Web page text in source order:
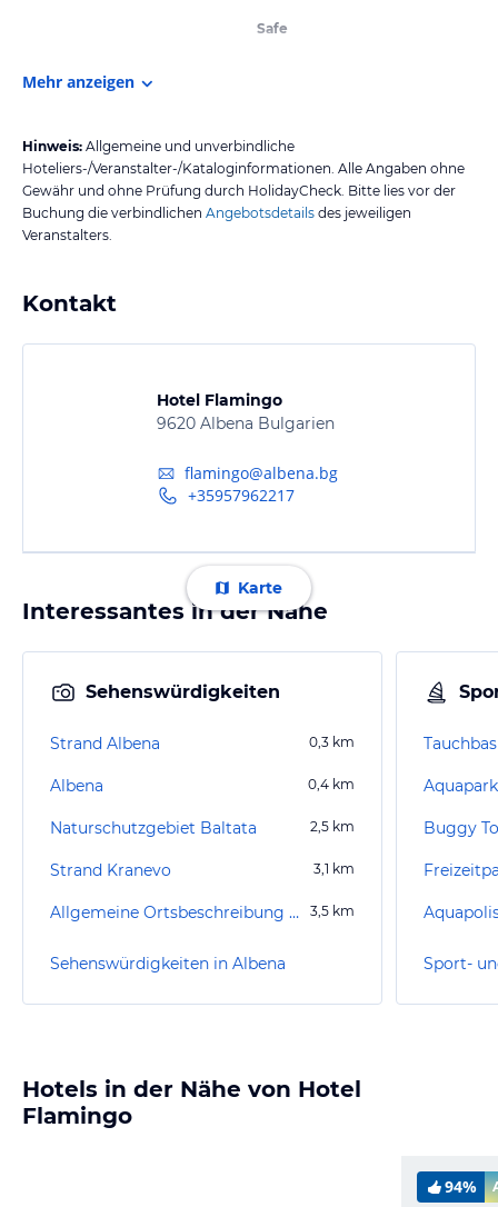
Safe
Mehr anzeigen
Hinweis: Allgemeine und unverbindliche
Hoteliers-/Veranstalter-/Kataloginformationen. Alle Angaben ohne
Gewähr und ohne Prüfung durch HolidayCheck. Bitte lies vor der
Buchung die verbindlichen Angebotsdetails des jeweiligen
Veranstalters.
Kontakt
Hotel Flamingo
9620 Albena Bulgarien
flamingo@albena.bg
+35957962217
Karte
Interessantes in der Nähe
Sehenswürdigkeiten
Strand Albena 0,3 km
Albena 0,4 km
Naturschutzgebiet Baltata 2,5 km
Strand Kranevo 3,1 km
Allgemeine Ortsbeschreibung Kranevo 3,5 km
Sehenswürdigkeiten in Albena
Buggy
Sport-
Hotels in der Nähe von Hotel
Flamingo
94%